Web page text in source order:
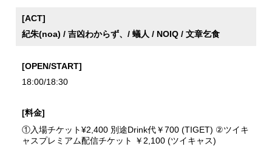
[ACT]
紀朱(noa) / 吉凶わからず、/ 蟻人 / NOIQ / 文章乞食
[OPEN/START]
18:00/18:30
[料金]
①入場チケット¥2,400 別途Drink代￥700 (TIGET) ②ツイキ
ャスプレミアム配信チケット ￥2,100 (ツイキャス)